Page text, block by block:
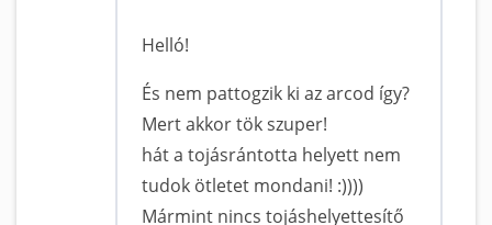
Helló!
És nem pattogzik ki az arcod így?
Mert akkor tök szuper!
hát a tojásrántotta helyett nem
tudok ötletet mondani! :))))
Mármint nincs tojáshelyettesítő